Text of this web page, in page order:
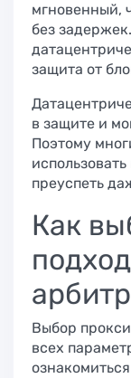
мгновенный,
без
защита от
в защите и
Поэтому
преуспеть
Как
Выбор
всех